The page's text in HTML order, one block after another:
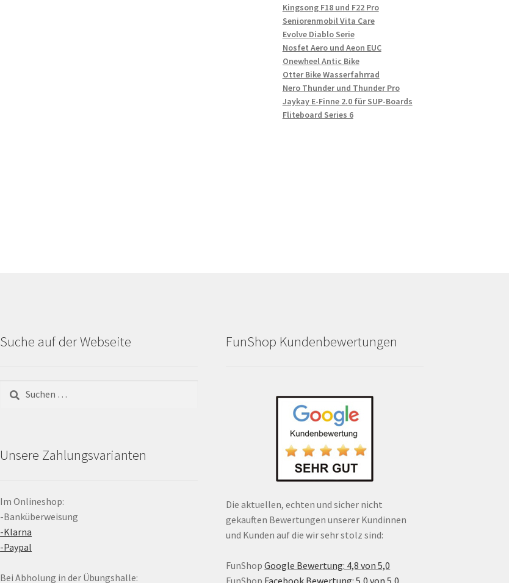
Kingsong F18 und F22 Pro
Seniorenmobil Vita Care
Evolve Diablo Serie
Nosfet Aero und Aeon EUC
Onewheel Antic Bike
Otter Bike Wasserfahrrad
Nero Thunder und Thunder Pro
Jaykay E-Finne 2.0 für SUP-Boards
Fliteboard Series 6
Suche auf der Webseite
nach:
Unsere Zahlungsvarianten
Im Onlineshop:
-Banküberweisung
-Klarna
-Paypal
Bei Abholung in der Übungshalle:
FunShop Kundenbewertungen
Die aktuellen, echten und sicher nicht
gekauften Bewertungen unserer Kundinnen
und Kunden auf die wir sehr stolz sind:
FunShop Google Bewertung: 4,8 von 5,0
FunShop Facebook Bewertung: 5,0 von 5,0